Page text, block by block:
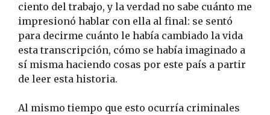
ciento del trabajo, y la verdad no sabe cuánto me
impresionó hablar con ella al final: se sentó
para decirme cuánto le había cambiado la vida
esta transcripción, cómo se había imaginado a
sí misma haciendo cosas por este país a partir
de leer esta historia.
Al mismo tiempo que esto ocurría criminales